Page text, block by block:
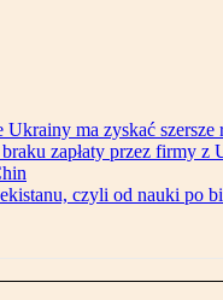
ma zyskać szersze
zapłaty przez firmy z
czyli od nauki po